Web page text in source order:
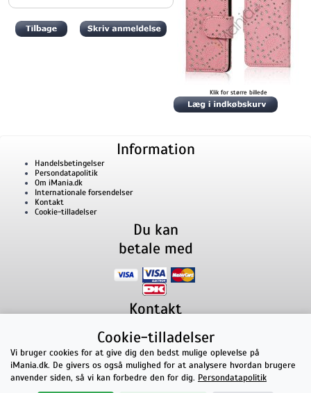
Klik for større billede
Information
Handelsbetingelser
Persondatapolitik
Om iMania.dk
Internationale forsendelser
Kontakt
Cookie-tilladelser
Du kan
betale med
Kontakt
Lillevorde Kær 29280 Storvorde
CVR nummer: 33182805 | E-mail: kontakt@imania.dk
Telefon:+45 23618990
Topkarakter hos kunderne!
Cookie-tilladelser
Vi bruger cookies for at give dig den bedst mulige oplevelse på
iMania.dk. De givers os også mulighed for at analysere hvordan brugere
anvender siden, så vi kan forbedre den for dig. Persondatapolitik